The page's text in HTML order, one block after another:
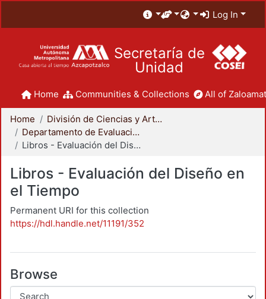
Log In
Secretaría de
Unidad
Home Communities & Collections All of
Home
División de Ciencias y Artes para el Diseño
Departamento de Evaluación del Diseño en el Tiempo
Libros - Evaluación del Diseño en el Tiempo
Libros - Evaluación del Diseño en
el Tiempo
Permanent URI for this collection
https://hdl.handle.net/11191/352
Browse